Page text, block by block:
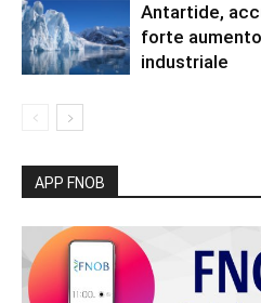
Antartide,
forte
industriale
APP FNOB